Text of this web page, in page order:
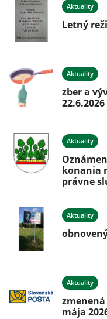
Aktuality
Letný
Aktuality
zber a
22.6.2026
Aktuality
konania
právne
Aktuality
Aktuality
mája